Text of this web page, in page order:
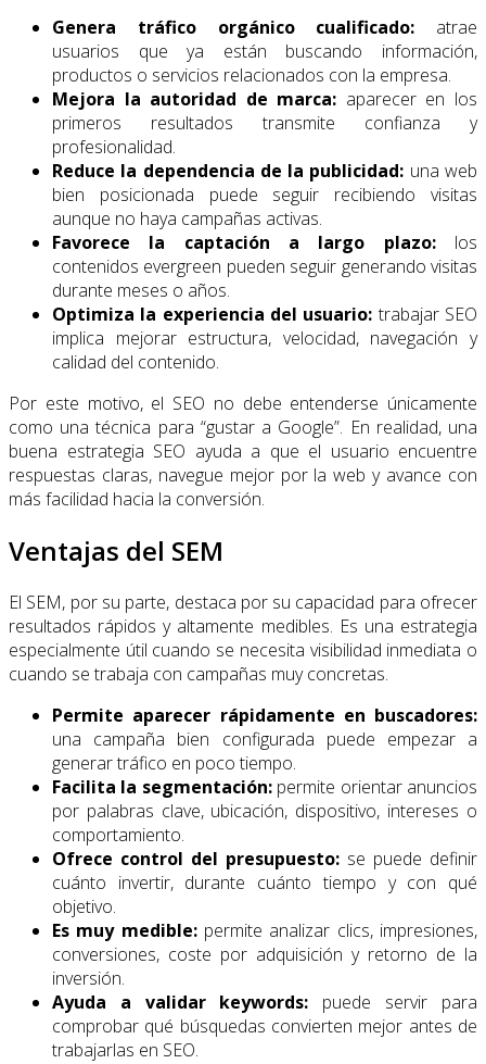
Genera tráfico orgánico cualificado: atrae
usuarios que ya están buscando información,
productos o servicios relacionados con la empresa.
Mejora la autoridad de marca: aparecer en los
primeros resultados transmite confianza y
profesionalidad.
Reduce la dependencia de la publicidad: una web
bien posicionada puede seguir recibiendo visitas
aunque no haya campañas activas.
Favorece la captación a largo plazo:los
contenidos evergreen pueden seguir generando visitas
durante meses o años.
Optimiza la experiencia del usuario: trabajar SEO
implica mejorar estructura, velocidad, navegación y
calidad del contenido.
Por este motivo, el SEO no debe entenderse únicamente
como una técnica para “gustar a Google”. En realidad, una
buena estrategia SEO ayuda a que el usuario encuentre
respuestas claras, navegue mejor por la web y avance con
más facilidad hacia la conversión.
Ventajas del SEM
El SEM, por su parte, destaca por su capacidad para ofrecer
resultados rápidos y altamente medibles. Es una estrategia
especialmente útil cuando se necesita visibilidad inmediata o
cuando se trabaja con campañas muy concretas.
Permite aparecer rápidamente en buscadores:
una campaña bien configurada puede empezar a
generar tráfico en poco tiempo.
Facilita la segmentación:permite orientar anuncios
por palabras clave, ubicación, dispositivo, intereses o
comportamiento.
Ofrece control del presupuesto: se puede definir
cuánto invertir, durante cuánto tiempo y con qué
objetivo.
Es muy medible:permite analizar clics, impresiones,
conversiones, coste por adquisición y retorno de la
inversión.
Ayuda a validar keywords: puede servir para
comprobar qué búsquedas convierten mejor antes de
trabajarlas en SEO.